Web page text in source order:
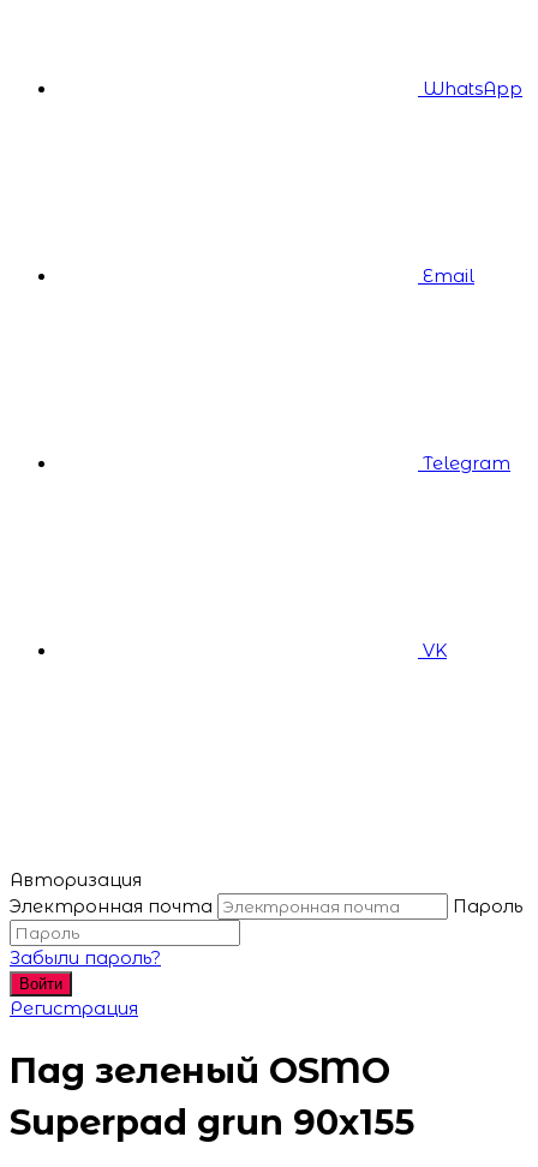
WhatsApp
Email
Telegram
VK
Авторизация
Электронная почта
Пароль
Забыли пароль?
Войти
Регистрация
Пад зеленый OSMO
Superpad grun 90x155